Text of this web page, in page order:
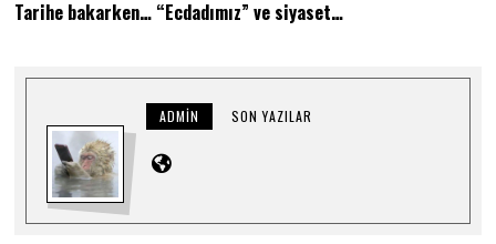
O
2
1
Tarihe bakarken… “Ecdadımız” ve siyaset…
ADMIN SON YAZILAR